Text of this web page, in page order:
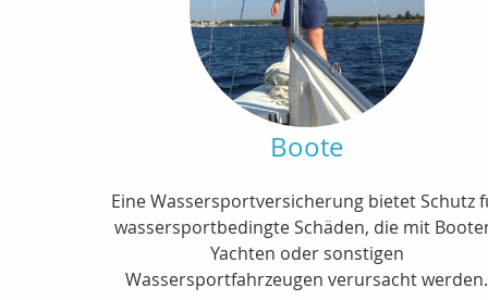
Boote
Eine Wassersportversicherung bietet Schutz
wassersportbedingte Schäden, die mit
Yachten oder sonstigen
Wassersportfahrzeugen verursacht werden.